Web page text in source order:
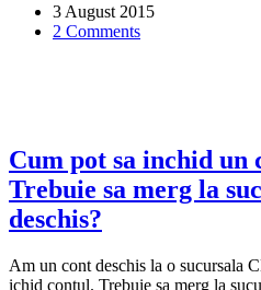
cont
la
decedate?
3 August 2015
2 Comments
Cum pot sa inchid un
Trebuie sa merg la
deschis?
Am un cont deschis la o sucursala
ichid contul. Trebuie sa merg la